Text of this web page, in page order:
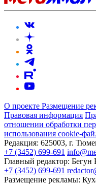
О проекте Размещение
Правовая информация
отношении обработки
использования cookie-
Редакция: 625003, г.
+7 (3452) 699-691
Главный редактор: Бегун
+7 (3452) 699-691
Размещение рекламы: